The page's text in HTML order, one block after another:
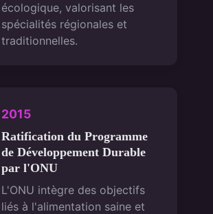
écologique, valorisant les
spécialités régionales et
traditionnelles.
2015
Ratification du Programme
de Développement Durable
par l'ONU
L'ONU intègre des objectifs
liés à l'alimentation saine et